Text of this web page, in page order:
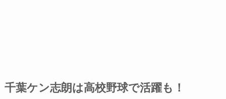
千葉ケン志朗は高校野球で活躍も！